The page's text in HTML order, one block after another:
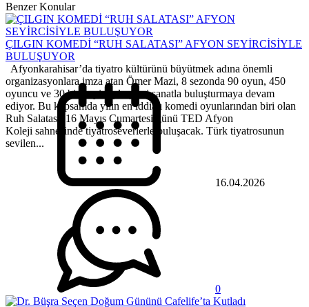
Benzer Konular
ÇILGIN KOMEDİ “RUH SALATASI” AFYON SEYİRCİSİYLE
BULUŞUYOR
Afyonkarahisar’da tiyatro kültürünü büyütmek adına önemli
organizasyonlara imza atan Ömer Mazi, 8 sezonda 90 oyun, 450
oyuncu ve 30 bin seyirciyle şehri sanatla buluşturmaya devam
ediyor. Bu kapsamda yılın en iddialı komedi oyunlarından biri olan
Ruh Salatası, 16 Mayıs Cumartesi günü TED Afyon
Koleji sahnesinde tiyatroseverlerle buluşacak. Türk tiyatrosunun
sevilen...
16.04.2026
0